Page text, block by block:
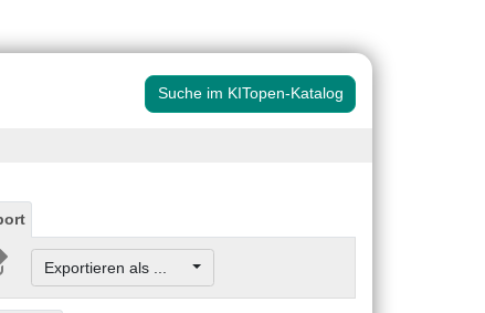
Suche im KITopen-Katalog
Exportieren als ...